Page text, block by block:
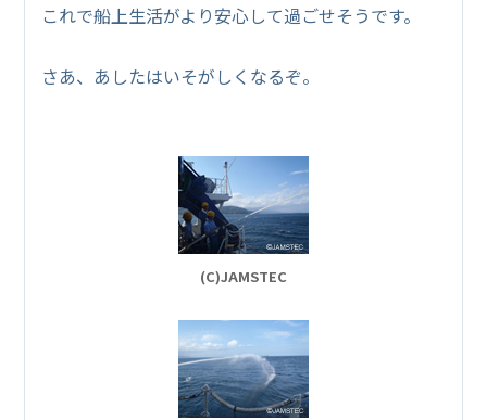
これで船上生活がより安心して過ごせそうです。
さあ、あしたはいそがしくなるぞ。
(C)JAMSTEC